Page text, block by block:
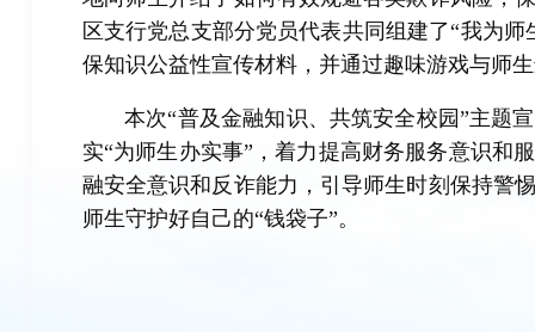
区支行党总支部分党员代表共同组建了“我为
保知识公益性宣传材料，并通过趣味游戏与师
本次“普及金融知识、共筑安全校园”主题
实“为师生办实事”，着力提高财务服务意识和
融安全意识和反诈能力，引导师生时刻保持警
师生守护好自己的“钱袋子”。